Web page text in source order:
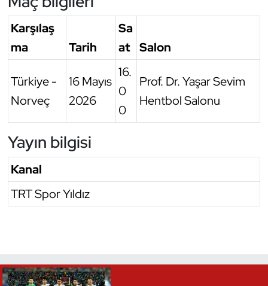
Karşılaş
ma
Tarih
Sa
at
Salon
Türkiye -
Norveç
16 Mayıs
2026
16.
0
0
Prof. Dr. Yaşar Sevim
Hentbol Salonu
Yayın bilgisi
Kanal
TRT Spor Yıldız